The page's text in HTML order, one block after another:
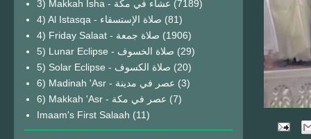
3) Makkah Isha - عشاء في مكة (7189)
4) Al Istasqa - صلاة الإستسقاء (81)
4) Friday Salaat - صلاة جمعة (1906)
5) Lunar Eclipse - صلاة الخسوف (29)
(20)
6) Madinah 'Asr - عصر في مدينة (3)
6) Makkah 'Asr - عصر في مكة (7)
Imaam's First Salaah (11)